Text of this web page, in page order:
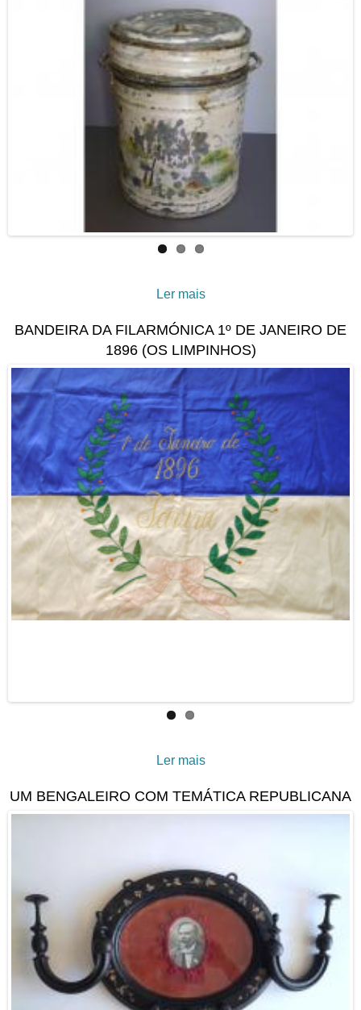
Ler mais
Modernidade no
Quotidiano de Tavira
BANDEIRA DA FILARMÓNICA 1º DE JANEIRO DE
1896 (OS LIMPINHOS)
Ler mais
de 1896 (Os Limpinhos)
UM BENGALEIRO COM TEMÁTICA REPUBLICANA